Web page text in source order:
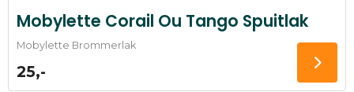
Mobylette Corail Ou Tango Spuitlak
Mobylette Brommerlak
25,-